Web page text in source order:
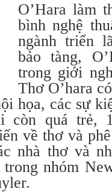
O’Hara làm
bình nghệ
ngành triển
bảo tàng,
trong giới
Thơ O’hara
họa, các sự
còn quá trẻ,
về thơ và
nhà thơ và
nhóm